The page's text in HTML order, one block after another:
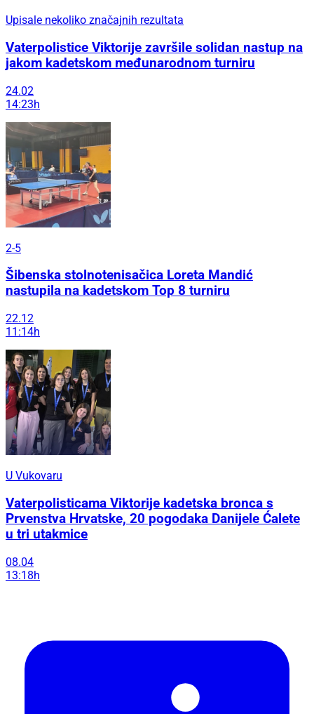
Upisale nekoliko značajnih rezultata
Vaterpolistice Viktorije završile solidan nastup na
jakom kadetskom međunarodnom turniru
24.02
14:23h
2-5
Šibenska stolnotenisačica Loreta Mandić
nastupila na kadetskom Top 8 turniru
22.12
11:14h
U Vukovaru
Vaterpolisticama Viktorije kadetska bronca s
Prvenstva Hrvatske, 20 pogodaka Danijele Ćalete
u tri utakmice
08.04
13:18h